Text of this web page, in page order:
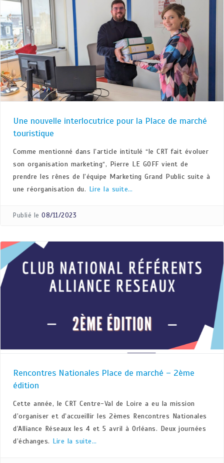
Une nouvelle interlocutrice pour la Place de marché
touristique
Comme mentionné dans l’article intitulé “le CRT fait évoluer
son organisation marketing“, Pierre LE GOFF vient de
prendre les rênes de l’équipe Marketing Grand Public suite à
une réorganisation du. Lire la suite…
Publié le 08/11/2023
Rencontres Nationales Place de marché – 2ème
édition
Cette année, le CRT Centre-Val de Loire a eu la mission
d’organiser et d’accueillir les 2èmes Rencontres Nationales
d’Alliance Réseaux les 4 et 5 avril à Orléans. Deux journées
d’échanges. Lire la suite…